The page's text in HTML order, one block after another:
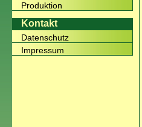
Produktion
Kontakt
Datenschutz
Impressum